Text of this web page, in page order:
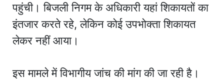
पहुंची। बिजली निगम के अधिकारी यहां शिकायतों का
इंतजार करते रहे, लेकिन कोई उपभोक्ता शिकायत
लेकर नहीं आया।
इस मामले में विभागीय जांच की मांग की जा रही है।